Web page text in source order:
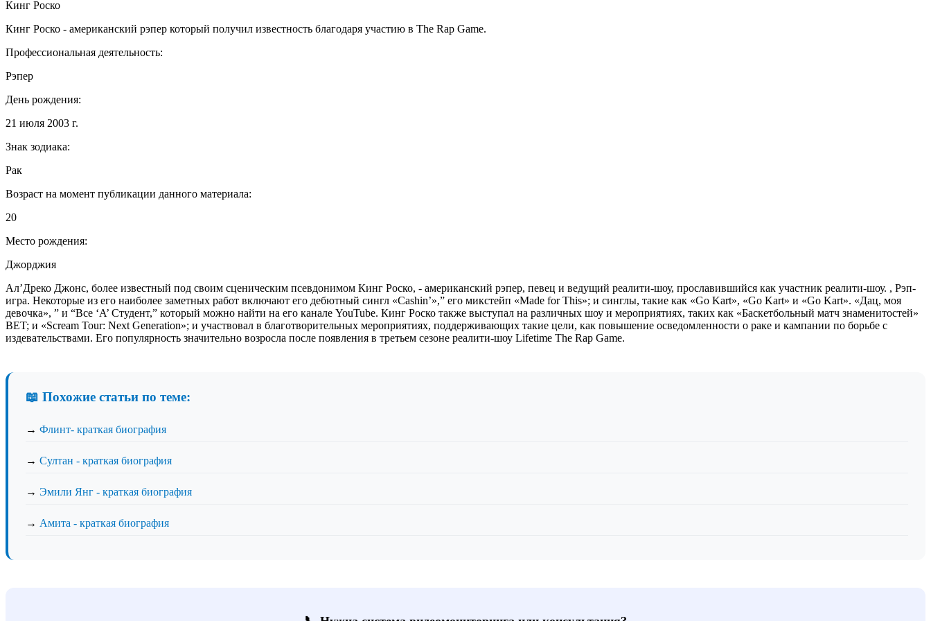
Кинг Роско
Кинг Роско - американский рэпер который получил известность благодаря участию в The Rap Game.
Профессиональная деятельность:
Рэпер
День рождения:
21 июля 2003 г.
Знак зодиака:
Рак
Возраст на момент публикации данного материала:
20
Место рождения:
Джорджия
Ал’Дреко Джонс, более известный под своим сценическим псевдонимом Кинг Роско, - американский рэпер, певец и ведущий реалити-шоу, прославившийся как участник реалити-шоу. , Рэп-
игра. Некоторые из его наиболее заметных работ включают его дебютный сингл «Cashin’»,” его микстейп «Made for This»; и синглы, такие как «Go Kart», «Go Kart» и «Go Kart». «Дац, моя
девочка», ” и “Все ‘A’ Студент,” который можно найти на его канале YouTube. Кинг Роско также выступал на различных шоу и мероприятиях, таких как «Баскетбольный матч знаменитостей»
BET; и «Scream Tour: Next Generation»; и участвовал в благотворительных мероприятиях, поддерживающих такие цели, как повышение осведомленности о раке и кампании по борьбе с
издевательствами. Его популярность значительно возросла после появления в третьем сезоне реалити-шоу Lifetime The Rap Game.
📖 Похожие статьи по теме:
→ Флинт- краткая биография
→ Султан - краткая биография
→ Эмили Янг - краткая биография
→ Амита - краткая биография